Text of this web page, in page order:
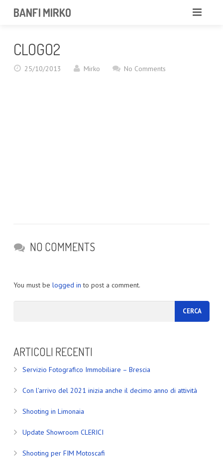
BANFI MIRKO
CLOGO2
25/10/2013 Mirko No Comments
NO COMMENTS
You must be logged in to post a comment.
ARTICOLI RECENTI
Servizio Fotografico Immobiliare – Brescia
Con l’arrivo del 2021 inizia anche il decimo anno di attività
Shooting in Limonaia
Update Showroom CLERICI
Shooting per FIM Motoscafi